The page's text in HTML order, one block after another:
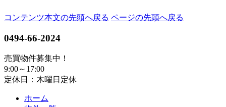
コンテンツ本文の先頭へ戻る ページの先頭へ戻る
0494-66-2024
売買物件募集中！
9:00～17:00
定休日：木曜日定休
ホーム